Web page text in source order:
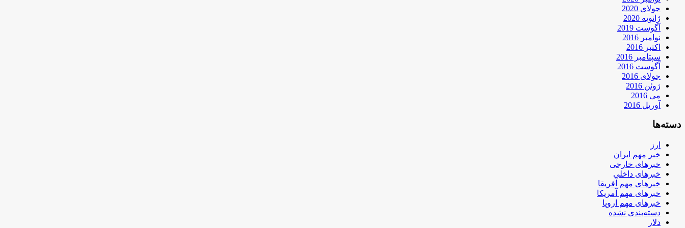
جولای 2020
ژانویه 2020
آگوست 2019
نوامبر 2016
اکتبر 2016
سپتامبر 2016
آگوست 2016
جولای 2016
ژوئن 2016
می 2016
آوریل 2016
دسته‌ها
ارز
خبر مهم ایران
خبرهای خارجی
خبرهای داخلی
خبرهای مهم آفریقا
خبرهای مهم آمریکا
خبرهای مهم اروپا
دسته‌بندی نشده
دلار